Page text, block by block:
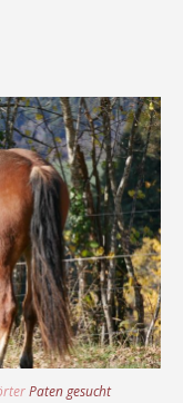
Paten gesucht